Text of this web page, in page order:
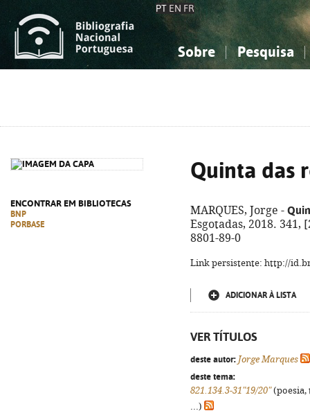
PT EN FR
Sobre Pesquisa
ENCONTRAR EM BIBLIOTECAS
BNP
PORBASE
Quinta das
MARQUES, Jorge -
Esgotadas, 2018. 341,
8801-89-0
Link persistente: http://
ADICIONAR À LISTA
VER TÍTULOS
deste autor: Jorge Marques
deste tema:
821.134.3-31"19/20"(poesia,
...)